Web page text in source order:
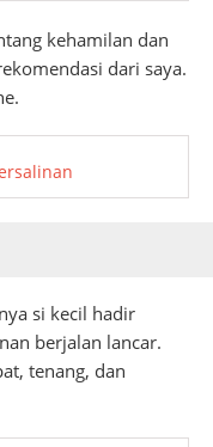
kehamilan dan
dari saya.
si kecil hadir
berjalan lancar.
tenang, dan